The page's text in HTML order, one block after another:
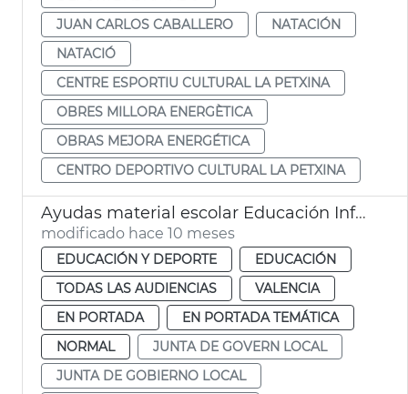
JUAN CARLOS CABALLERO
NATACIÓN
NATACIÓ
CENTRE ESPORTIU CULTURAL LA PETXINA
OBRES MILLORA ENERGÈTICA
OBRAS MEJORA ENERGÉTICA
CENTRO DEPORTIVO CULTURAL LA PETXINA
Ayudas material escolar Educación Infantil València
modificado hace 10 meses
EDUCACIÓN Y DEPORTE
EDUCACIÓN
TODAS LAS AUDIENCIAS
VALENCIA
EN PORTADA
EN PORTADA TEMÁTICA
NORMAL
JUNTA DE GOVERN LOCAL
JUNTA DE GOBIERNO LOCAL